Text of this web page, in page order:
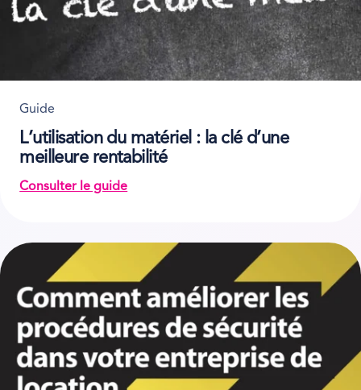
Guide
L’utilisation du matériel : la clé d’une
meilleure rentabilité
Consulter le guide
on L’utilisation du matériel : la clé d’une